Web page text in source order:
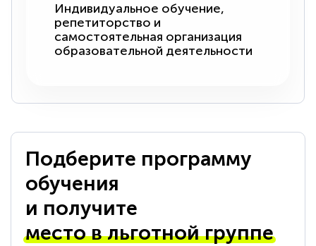
Индивидуальное обучение,
репетиторство и
самостоятельная организация
образовательной деятельности
Подберите программу
обучения
и получите
место в льготной группе